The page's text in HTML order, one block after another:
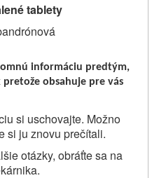
tablety
informáciu predtým,
obsahuje pre vás
si uschovajte. Možno
si ju znovu prečítali.
otázky, obráťte sa na